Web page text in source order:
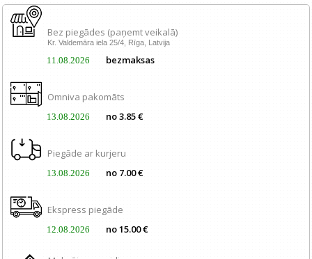
Bez piegādes (paņemt veikalā)
Kr. Valdemāra iela 25/4, Rīga, Latvija
11.08.2026 bezmaksas
Omniva pakomāts
13.08.2026 no 3.85 €
Piegāde ar kurjeru
13.08.2026 no 7.00 €
Ekspress piegāde
12.08.2026 no 15.00 €